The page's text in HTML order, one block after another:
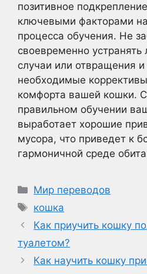
позитивное
ключевыми факторами
процесса обучения. Не
своевременно
случаи или отвращения и
необходимые
комфорта вашей кошки.
правильном обучении
выработает хорошие
мусора, что приведет к
гармоничной среде
Рубрики
Мир переводов
Метки
кошка
Как приучить кошку
туалетом?
Как научить кошку